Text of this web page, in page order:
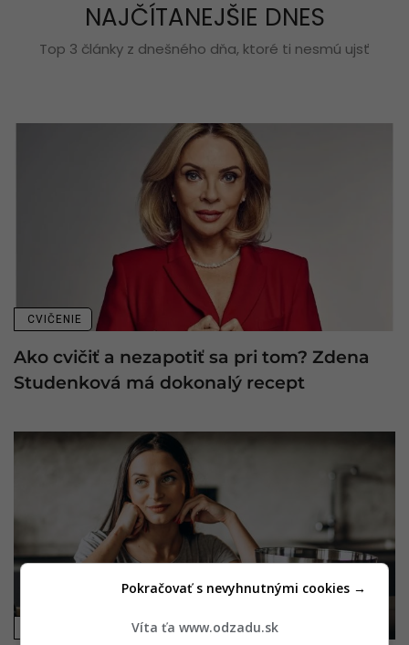
NAJČÍTANEJŠIE DNES
Top 3 články z dnešného dňa, ktoré ti nesmú ujsť
CVIČENIE
Ako cvičiť a nezapotiť sa pri tom? Zdena
Studenková má dokonalý recept
Víta ťa www.odzadu.sk
Pokračovať s nevyhnutnými cookies →